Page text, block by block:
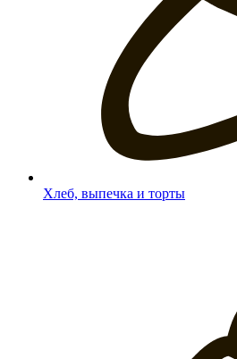
Хлеб, выпечка и торты